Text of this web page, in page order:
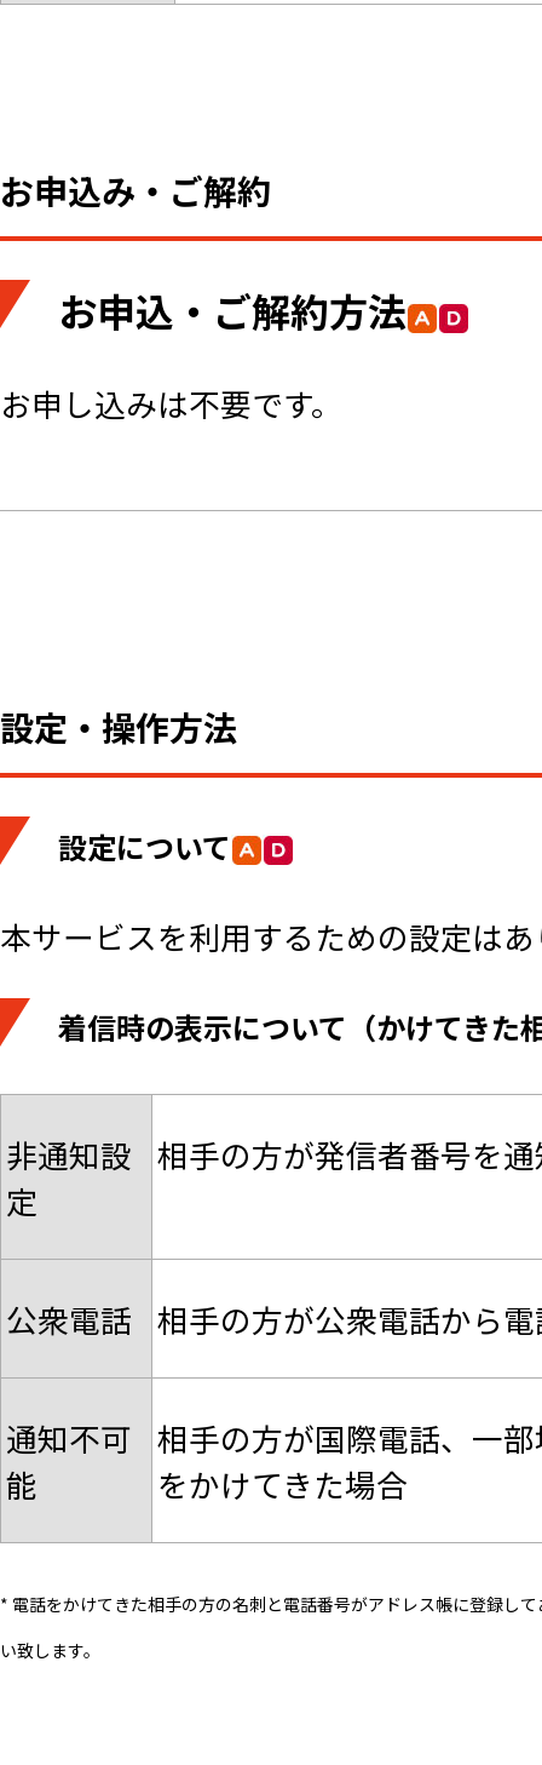
お申込み・ご解約
お申込・ご解約方法
お申し込みは不要です。
設定・操作方法
設定について
本サービスを利用するための設定は
着信時の表示について（かけてきた
非通知設
定
相手の方が発信者番号を
公衆電話 相手の方が公衆電話から
通知不可
能
相手の方が国際電話、一
をかけてきた場合
* 電話をかけてきた相手の方の名刺と電話番号がアドレス帳に登録し
い致します。